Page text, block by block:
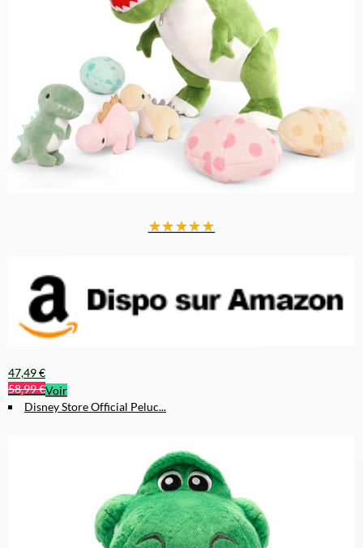
★★★★★
47,49 €
58,99 €Voir
Disney Store Official Peluc...